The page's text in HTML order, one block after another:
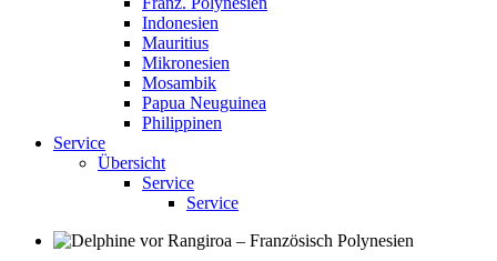
Indonesien
Mauritius
Mikronesien
Mosambik
Papua Neuguinea
Philippinen
Service
Übersicht
Service
Service